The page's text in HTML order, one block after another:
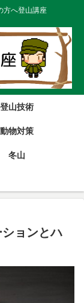
方へ登山講座
登山技術
動物対策
冬山
ョンとハ